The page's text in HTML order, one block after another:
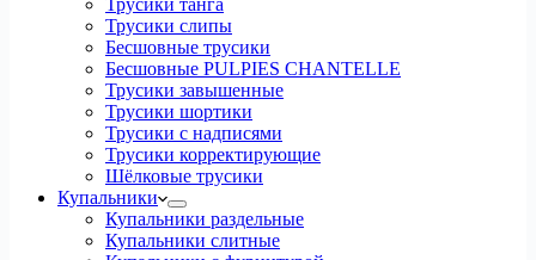
Трусики танга
Трусики слипы
Бесшовные трусики
Бесшовные PULPIES CHANTELLE
Трусики завышенные
Трусики шортики
Трусики с надписями
Трусики корректирующие
Шёлковые трусики
Купальники
Купальники раздельные
Купальники слитные